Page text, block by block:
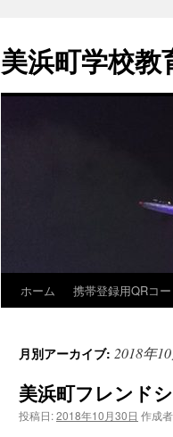
テ
ン
美浜町学校教
ホーム 携帯登録用QRコ
月別アーカイブ: 2018年
美浜町フレンド
投稿日:2018年10月30日 作成